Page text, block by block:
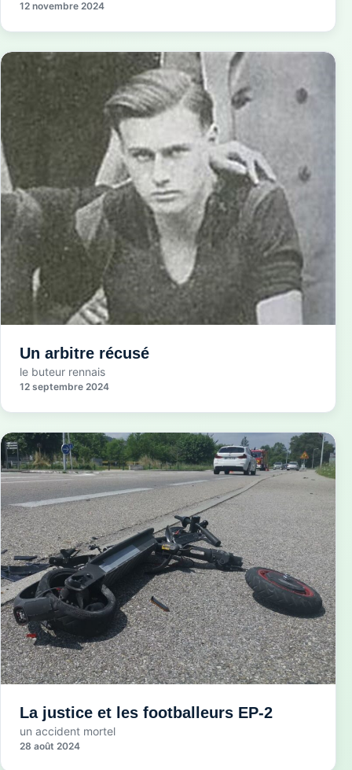
12 novembre 2024
Un arbitre récusé
le buteur rennais
12 septembre 2024
La justice et les footballeurs EP-2
un accident mortel
28 août 2024